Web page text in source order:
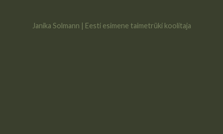
Janika Solmann | Eesti esimene taimetrüki koolitaja